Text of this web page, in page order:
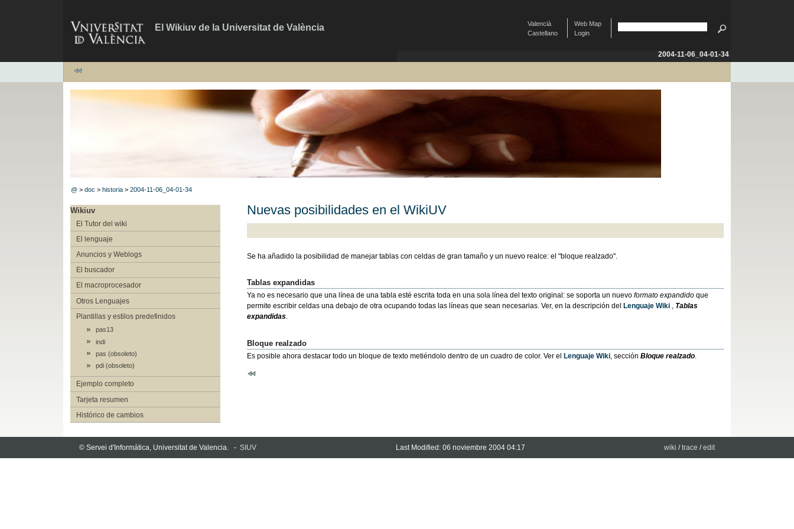
El Wikiuv de la Universitat de València
Web Map
Login
Valencià
Castellano
2004-11-06_04-01-34
@ >doc >historia >2004-11-06_04-01-34
Wikiuv
El Tutor del wiki
El lenguaje
Anuncios y Weblogs
El buscador
El macroprocesador
Otros Lenguajes
Plantillas y estilos predefinidos
pas13
indi
pas (obsoleto)
pdi (obsoleto)
Ejemplo completo
Tarjeta resumen
Histórico de cambios
Nuevas posibilidades en el WikiUV
Se ha añadido la posibilidad de manejar tablas con celdas de gran tamaño y un nuevo realce: el "bloque realzado".
Tablas expandidas
Ya no es necesario que una línea de una tabla esté escrita toda en una sola línea del texto original: se soporta un nuevo formato expandidoque
permite escribir celdas una debajo de otra ocupando todas las líneas que sean necesarias. Ver, en la descripción del
Lenguaje Wiki, Tablas
expandidas.
Bloque realzado
Es posible ahora destacar todo un bloque de texto metiéndolo dentro de un cuadro de color. Ver el Lenguaje Wiki, sección Bloque realzado.
© Servei d'Informática, Universitat de Valencia. - SIUV Last Modified: 06 noviembre 2004 04:17 wiki /trace /edit